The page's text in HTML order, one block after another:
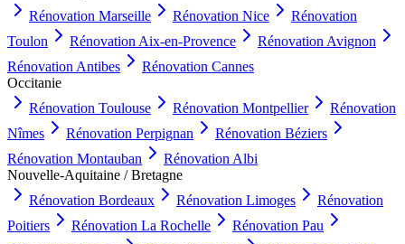
Rénovation Marseille Rénovation Nice
Rénovation
Toulon
Rénovation Aix-en-Provence Rénovation Avignon
Rénovation Antibes Rénovation Cannes
Occitanie
Rénovation Toulouse Rénovation Montpellier
Rénovation
Nîmes
Rénovation Perpignan Rénovation Béziers
Rénovation Montauban Rénovation Albi
Nouvelle-Aquitaine / Bretagne
Rénovation Bordeaux Rénovation Limoges
Rénovation
Poitiers
Rénovation La Rochelle Rénovation Pau